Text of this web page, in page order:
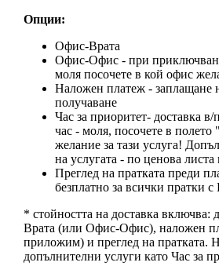
Опции:
Офис-Врата
Офис-Офис - при
моля посочете в кой офис
Наложен платеж - заплащане
получаване
Час за приоритет- доставка в/
час - моля, посочете в полето
желание за тази услуга!
на услугата - по ценова листа
Преглед на пратката преди
безплатно за всички пратки
* стойността на доставка включва:
Врата (или Офис-Офис), наложен
приложим) и преглед на пратката.
допълнителни услуги като Час за